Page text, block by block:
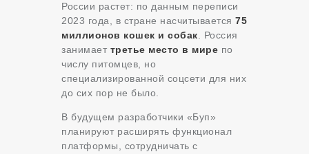
России растет: по данным переписи
2023 года, в стране насчитывается 75
миллионов кошек и собак. Россия
занимает третье место в мире по
числу питомцев, но
специализированной соцсети для них
до сих пор не было.
В будущем разработчики «Буп»
планируют расширять функционал
платформы, сотрудничать с